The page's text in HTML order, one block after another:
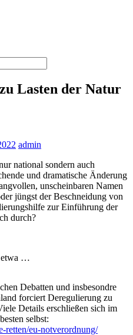
Lasten der Natur
admin
national sondern auch
und dramatische Änderung
unscheinbaren Namen
jüngst der Beschneidung von
zur Einführung der
durch?
etwa …
Debatten und insbesondre
forciert Deregulierung zu
Details erschließen sich im
selbst:
retten/eu-notverordnung/